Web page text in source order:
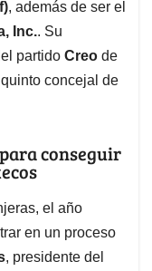
, además de ser el
Inc.. Su
partido Creo de
concejal de
conseguir
el año
en un proceso
, presidente del